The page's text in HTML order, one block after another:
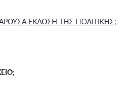
ΕΚΔΟΣΗ ΤΗΣ ΠΟΛΙΤΙΚΗΣ;